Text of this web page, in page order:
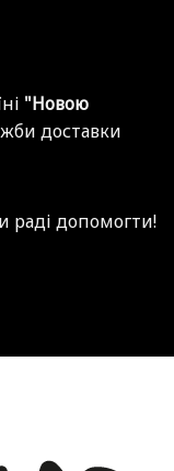
"Новою
доставки
раді допомогти!